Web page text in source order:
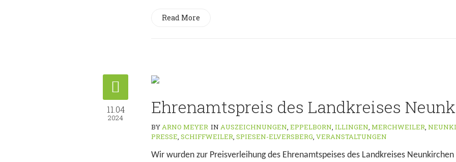
Read More
11.04
2024 Ehrenamtspreis des Landkreises
BYARNO MEYER IN AUSZEICHNUNGEN, EPPELBORN, ILLINGEN, MERCHWEILER,
PRESSE, SCHIFFWEILER, SPIESEN-ELVERSBERG, VERANSTALTUNGEN
Wir wurden zur Preisverleihung des Ehrenamtspeises des Landkreises